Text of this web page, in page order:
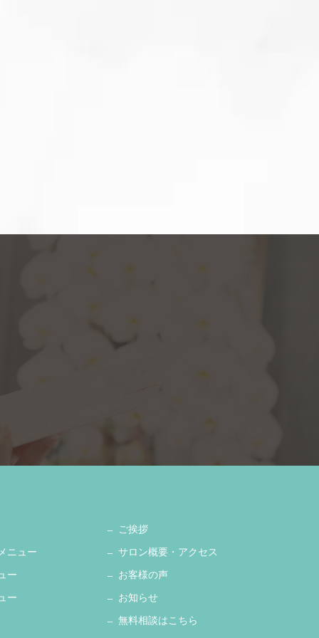
ニュー
ー
ー
ご挨拶
サロン概要・アクセス
お客様の声
お知らせ
無料相談はこちら